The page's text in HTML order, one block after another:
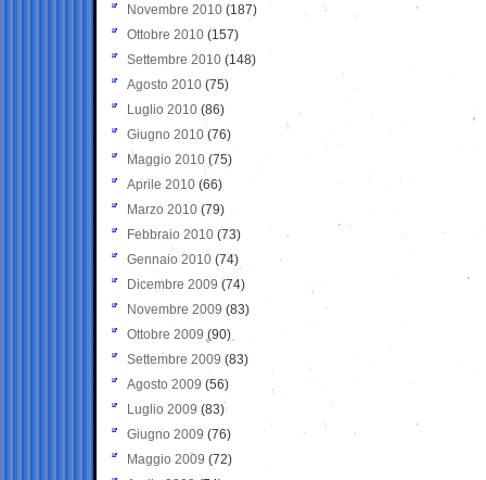
Novembre 2010 (187)
Ottobre 2010 (157)
Settembre 2010 (148)
Agosto 2010 (75)
Luglio 2010 (86)
Giugno 2010 (76)
Maggio 2010 (75)
Aprile 2010 (66)
Marzo 2010 (79)
Febbraio 2010 (73)
Gennaio 2010 (74)
Dicembre 2009 (74)
Novembre 2009 (83)
Ottobre 2009 (90)
Settembre 2009 (83)
Agosto 2009 (56)
Luglio 2009 (83)
Giugno 2009 (76)
Maggio 2009 (72)